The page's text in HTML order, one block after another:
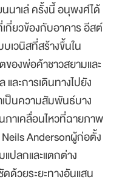
นนาเล่ ครั้งนี้ อนุพงศ์ได้
กี่ยวข้องกับอาคาร อีสต์
เวนิสที่สร้างขึ้นใน
องพ่อค้าชาวสยามและ
ละการเดินทางไปยัง
เป็นความสัมพันธ์บาง
ภาเคลื่อนไหวที่ฉายภาพ
Andersonผู้ก่อตั้ง
ปลกและแตกต่าง
ด้วยระยะทางอันแสน